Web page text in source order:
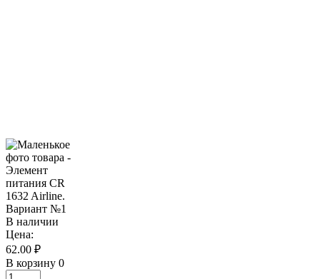
В наличии
Цена:
62.00 ₽
В корзину 0